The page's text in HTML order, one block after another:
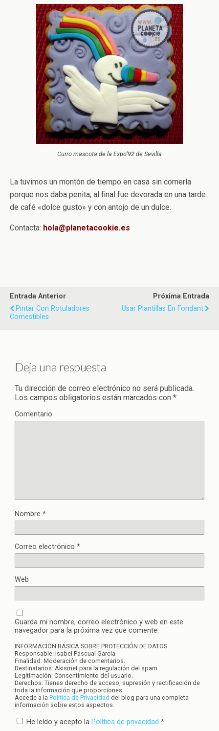
Curro mascota de la Expo’92 de Sevilla
La tuvimos un montón de tiempo en casa sin comerla
porque nos daba penita, al final fue devorada en una tarde
de café «dolce gusto» y con antojo de un dulce.
Contacta: hola@planetacookie.es
Entrada Anterior
Pintar Con Rotuladores
Comestibles
Próxima Entrada
Usar Plantillas En Fondant
Deja una respuesta
Tu dirección de correo electrónico no será publicada.
Los campos obligatorios están marcados con *
Comentario
Nombre *
Correo electrónico *
Web
Guarda mi nombre, correo electrónico y web en este
navegador para la próxima vez que comente.
INFORMACIÓN BÁSICA SOBRE PROTECCIÓN DE DATOS
Responsable: Isabel Pascual García
Finalidad: Moderación de comentarios.
Destinatarios: Akismet para la regulación del spam.
Legitimación: Consentimiento del usuario.
Derechos: Tienes derecho de acceso, supresión y rectificación de
toda la información que proporciones.
Accede a la Política de Privacidad del blog para una completa
información sobre estos aspectos.
He leído y acepto la Política de privacidad *